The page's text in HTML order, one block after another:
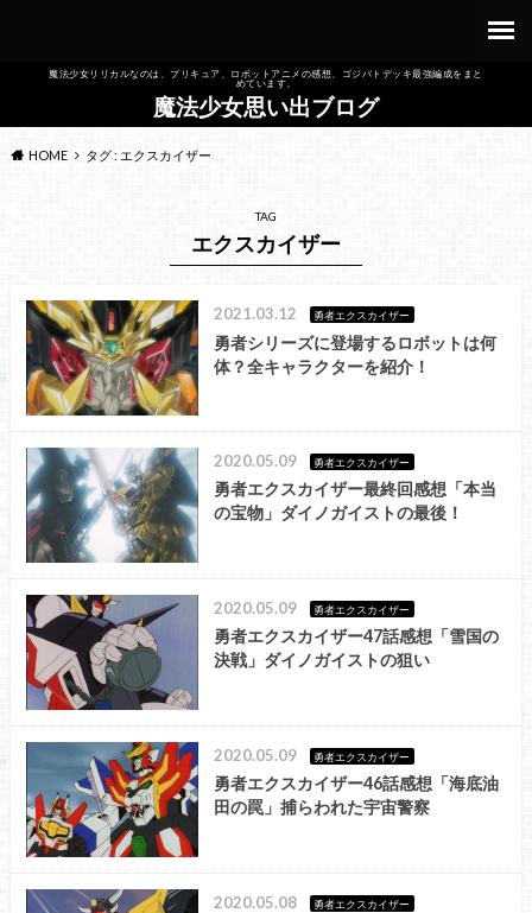
魔法少女リリカルなのは、プリキュア、ロボットアニメの感想、ゴジバトデッキ最強編成をまと
めています。
魔法少女思い出ブログ
HOME タグ : エクスカイザー
TAG
エクスカイザー
2021.03.12 勇者エクスカイザー
勇者シリーズに登場するロボットは何
体？全キャラクターを紹介！
2020.05.09 勇者エクスカイザー
勇者エクスカイザー最終回感想「本当
の宝物」ダイノガイストの最後！
2020.05.09 勇者エクスカイザー
勇者エクスカイザー47話感想「雪国の
決戦」ダイノガイストの狙い
2020.05.09 勇者エクスカイザー
勇者エクスカイザー46話感想「海底油
田の罠」捕らわれた宇宙警察
2020.05.08 勇者エクスカイザー